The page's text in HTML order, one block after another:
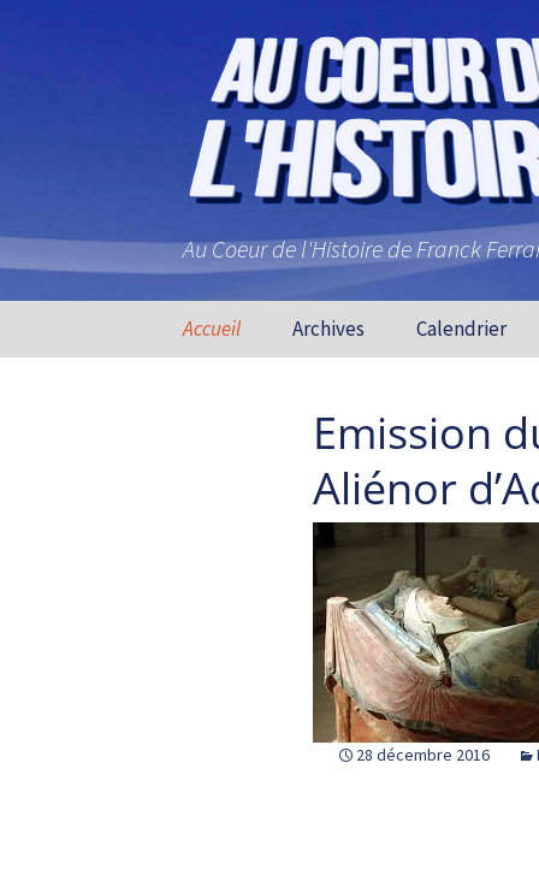
Au Coeur de l'Histoire de Franck
Aller au contenu principal
Accueil Archives Calendrier
Emission
Aliénor
28 décembre 2016